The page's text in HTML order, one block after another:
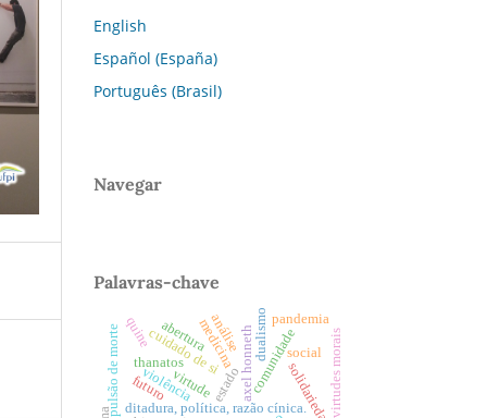
English
Español (España)
Português (Brasil)
Navegar
Palavras-chave
cuidado de si
violência
ditadura, política, razão cínica.
axel honneth solidariedade
estadocomunidade virtudes morais
medicina dualismo
pulsão de morte thanatos
futuro
pandemia
aberturaanálise social
quine
virtude